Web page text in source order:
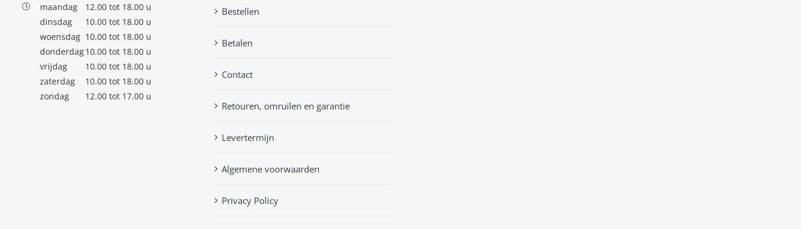
maandag
12.00 tot 18.00 u
dinsdag
10.00 tot 18.00 u
woensdag 10.00 tot 18.00 u
donderdag10.00 tot 18.00 u
vrijdag
10.00 tot 18.00 u
zaterdag
10.00 tot 18.00 u
zondag
12.00 tot 17.00 u
Bestellen
Betalen
Contact
Retouren, omruilen en garantie
Levertermijn
Algemene voorwaarden
Privacy Policy